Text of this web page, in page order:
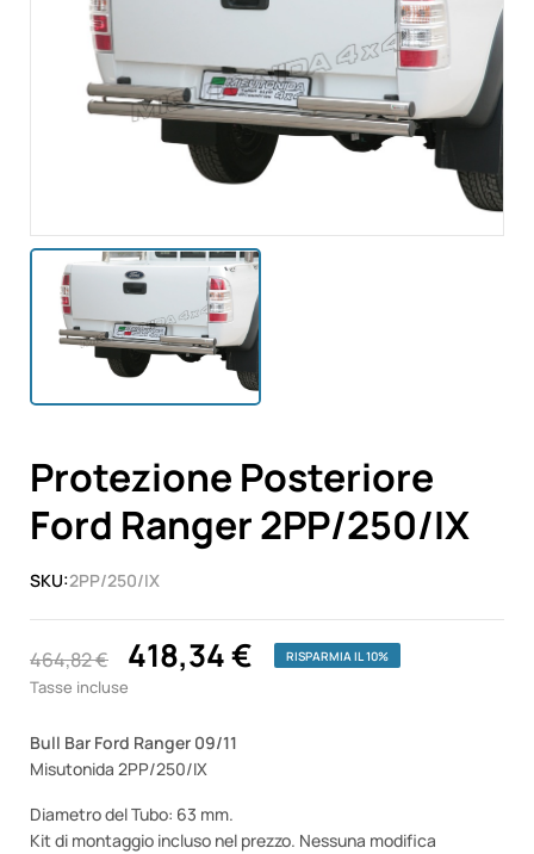
Protezione Posteriore
Ford Ranger 2PP/250/IX
SKU:2PP/250/IX
464,82 € 418,34 € RISPARMIA IL 10%
Tasse incluse
Bull Bar Ford Ranger 09/11
Misutonida 2PP/250/IX
Diametro del Tubo: 63 mm.
Kit di montaggio incluso nel prezzo. Nessuna modifica